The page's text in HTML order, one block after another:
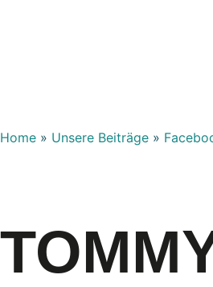
Home » Unsere Beiträge »